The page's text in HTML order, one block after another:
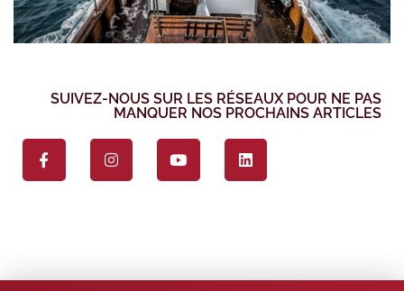
SUIVEZ-NOUS SUR LES RÉSEAUX POUR NE PAS
MANQUER NOS PROCHAINS ARTICLES